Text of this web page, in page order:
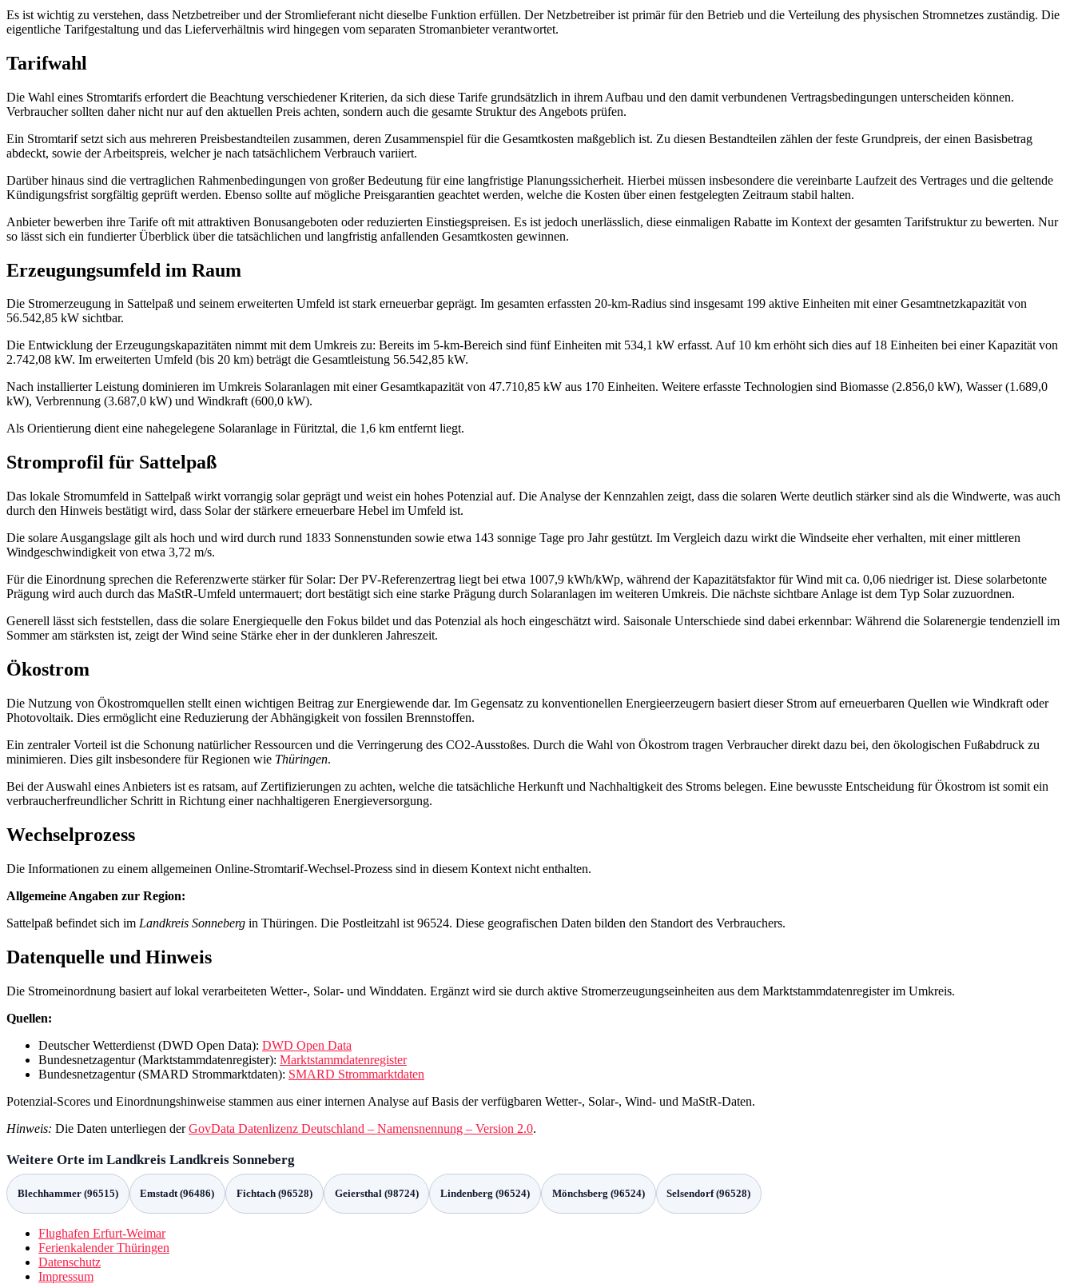
Es ist wichtig zu verstehen, dass Netzbetreiber und der Stromlieferant nicht dieselbe Funktion erfüllen. Der Netzbetreiber ist primär für den Betrieb und die Verteilung des physischen Stromnetzes zuständig. Die
eigentliche Tarifgestaltung und das Lieferverhältnis wird hingegen vom separaten Stromanbieter verantwortet.
Tarifwahl
Die Wahl eines Stromtarifs erfordert die Beachtung verschiedener Kriterien, da sich diese Tarife grundsätzlich in ihrem Aufbau und den damit verbundenen Vertragsbedingungen unterscheiden können.
Verbraucher sollten daher nicht nur auf den aktuellen Preis achten, sondern auch die gesamte Struktur des Angebots prüfen.
Ein Stromtarif setzt sich aus mehreren Preisbestandteilen zusammen, deren Zusammenspiel für die Gesamtkosten maßgeblich ist. Zu diesen Bestandteilen zählen der feste Grundpreis, der einen Basisbetrag
abdeckt, sowie der Arbeitspreis, welcher je nach tatsächlichem Verbrauch variiert.
Darüber hinaus sind die vertraglichen Rahmenbedingungen von großer Bedeutung für eine langfristige Planungssicherheit. Hierbei müssen insbesondere die vereinbarte Laufzeit des Vertrages und die geltende
Kündigungsfrist sorgfältig geprüft werden. Ebenso sollte auf mögliche Preisgarantien geachtet werden, welche die Kosten über einen festgelegten Zeitraum stabil halten.
Anbieter bewerben ihre Tarife oft mit attraktiven Bonusangeboten oder reduzierten Einstiegspreisen. Es ist jedoch unerlässlich, diese einmaligen Rabatte im Kontext der gesamten Tarifstruktur zu bewerten. Nur
so lässt sich ein fundierter Überblick über die tatsächlichen und langfristig anfallenden Gesamtkosten gewinnen.
Erzeugungsumfeld im Raum
Die Stromerzeugung in Sattelpaß und seinem erweiterten Umfeld ist stark erneuerbar geprägt. Im gesamten erfassten 20-km-Radius sind insgesamt 199 aktive Einheiten mit einer Gesamtnetzkapazität von
56.542,85 kW sichtbar.
Die Entwicklung der Erzeugungskapazitäten nimmt mit dem Umkreis zu: Bereits im 5-km-Bereich sind fünf Einheiten mit 534,1 kW erfasst. Auf 10 km erhöht sich dies auf 18 Einheiten bei einer Kapazität von
2.742,08 kW. Im erweiterten Umfeld (bis 20 km) beträgt die Gesamtleistung 56.542,85 kW.
Nach installierter Leistung dominieren im Umkreis Solaranlagen mit einer Gesamtkapazität von 47.710,85 kW aus 170 Einheiten. Weitere erfasste Technologien sind Biomasse (2.856,0 kW), Wasser (1.689,0
kW), Verbrennung (3.687,0 kW) und Windkraft (600,0 kW).
Als Orientierung dient eine nahegelegene Solaranlage in Füritztal, die 1,6 km entfernt liegt.
Stromprofil für Sattelpaß
Das lokale Stromumfeld in Sattelpaß wirkt vorrangig solar geprägt und weist ein hohes Potenzial auf. Die Analyse der Kennzahlen zeigt, dass die solaren Werte deutlich stärker sind als die Windwerte, was auch
durch den Hinweis bestätigt wird, dass Solar der stärkere erneuerbare Hebel im Umfeld ist.
Die solare Ausgangslage gilt als hoch und wird durch rund 1833 Sonnenstunden sowie etwa 143 sonnige Tage pro Jahr gestützt. Im Vergleich dazu wirkt die Windseite eher verhalten, mit einer mittleren
Windgeschwindigkeit von etwa 3,72 m/s.
Für die Einordnung sprechen die Referenzwerte stärker für Solar: Der PV-Referenzertrag liegt bei etwa 1007,9 kWh/kWp, während der Kapazitätsfaktor für Wind mit ca. 0,06 niedriger ist. Diese solarbetonte
Prägung wird auch durch das MaStR-Umfeld untermauert; dort bestätigt sich eine starke Prägung durch Solaranlagen im weiteren Umkreis. Die nächste sichtbare Anlage ist dem Typ Solar zuzuordnen.
Generell lässt sich feststellen, dass die solare Energiequelle den Fokus bildet und das Potenzial als hoch eingeschätzt wird. Saisonale Unterschiede sind dabei erkennbar: Während die Solarenergie tendenziell im
Sommer am stärksten ist, zeigt der Wind seine Stärke eher in der dunkleren Jahreszeit.
Ökostrom
Die Nutzung von Ökostromquellen stellt einen wichtigen Beitrag zur Energiewende dar. Im Gegensatz zu konventionellen Energieerzeugern basiert dieser Strom auf erneuerbaren Quellen wie Windkraft oder
Photovoltaik. Dies ermöglicht eine Reduzierung der Abhängigkeit von fossilen Brennstoffen.
Ein zentraler Vorteil ist die Schonung natürlicher Ressourcen und die Verringerung des CO2-Ausstoßes. Durch die Wahl von Ökostrom tragen Verbraucher direkt dazu bei, den ökologischen Fußabdruck zu
minimieren. Dies gilt insbesondere für Regionen wie Thüringen.
Bei der Auswahl eines Anbieters ist es ratsam, auf Zertifizierungen zu achten, welche die tatsächliche Herkunft und Nachhaltigkeit des Stroms belegen. Eine bewusste Entscheidung für Ökostrom ist somit ein
verbraucherfreundlicher Schritt in Richtung einer nachhaltigeren Energieversorgung.
Wechselprozess
Die Informationen zu einem allgemeinen Online-Stromtarif-Wechsel-Prozess sind in diesem Kontext nicht enthalten.
Allgemeine Angaben zur Region:
Sattelpaß befindet sich im Landkreis Sonneberg in Thüringen. Die Postleitzahl ist 96524. Diese geografischen Daten bilden den Standort des Verbrauchers.
Datenquelle und Hinweis
Die Stromeinordnung basiert auf lokal verarbeiteten Wetter-, Solar- und Winddaten. Ergänzt wird sie durch aktive Stromerzeugungseinheiten aus dem Marktstammdatenregister im Umkreis.
Quellen:
Deutscher Wetterdienst (DWD Open Data): DWD Open Data
Bundesnetzagentur (Marktstammdatenregister): Marktstammdatenregister
Bundesnetzagentur (SMARD Strommarktdaten): SMARD Strommarktdaten
Potenzial-Scores und Einordnungshinweise stammen aus einer internen Analyse auf Basis der verfügbaren Wetter-, Solar-, Wind- und MaStR-Daten.
Hinweis: Die Daten unterliegen derGovData Datenlizenz Deutschland – Namensnennung – Version 2.0.
Weitere Orte im Landkreis Landkreis Sonneberg
Blechhammer (96515) Emstadt (96486) Fichtach (96528) Geiersthal (98724) Lindenberg (96524) Mönchsberg (96524) Selsendorf (96528)
Flughafen Erfurt-Weimar
Ferienkalender Thüringen
Datenschutz
Impressum